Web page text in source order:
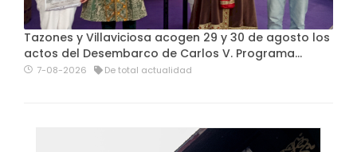
Tazones y Villaviciosa acogen 29 y 30 de agosto los
actos del Desembarco de Carlos V. Programa…
7-08-2026 De total actualidad